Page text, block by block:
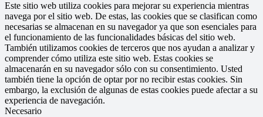
Este sitio web utiliza cookies para mejorar su experiencia mientras
navega por el sitio web. De estas, las cookies que se clasifican como
necesarias se almacenan en su navegador ya que son esenciales para
el funcionamiento de las funcionalidades básicas del sitio web.
También utilizamos cookies de terceros que nos ayudan a analizar y
comprender cómo utiliza este sitio web. Estas cookies se
almacenarán en su navegador sólo con su consentimiento. Usted
también tiene la opción de optar por no recibir estas cookies. Sin
embargo, la exclusión de algunas de estas cookies puede afectar a su
experiencia de navegación.
Necesario